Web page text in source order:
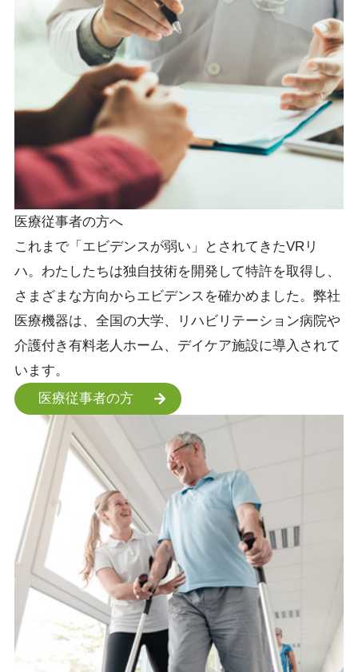
医療従事者の方へ
これまで「エビデンスが弱い」とされてきたVRリ
ハ。わたしたちは独自技術を開発して特許を取得し、
さまざまな方向からエビデンスを確かめました。弊社
医療機器は、全国の大学、リハビリテーション病院や
介護付き有料老人ホーム、デイケア施設に導入されて
います。
医療従事者の方